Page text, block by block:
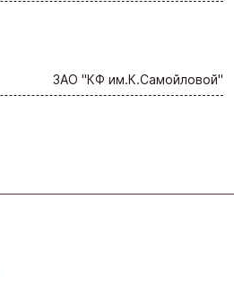
ЗАО "КФ им.К.Самойловой"